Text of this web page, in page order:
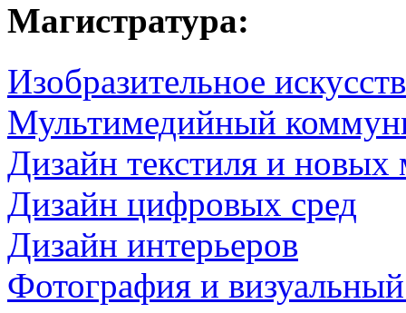
Магистратура:
Изобразительное
Мультимедийный
Дизайн текстиля и новых
Дизайн цифровых сред
Дизайн интерьеров
Фотография и